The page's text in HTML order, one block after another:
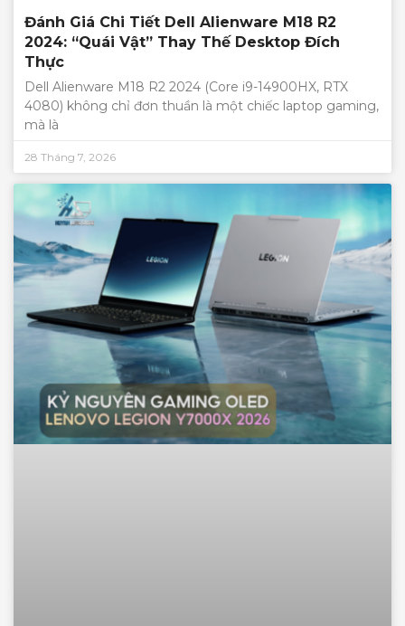
Đánh Giá Chi Tiết Dell Alienware M18 R2
2024: “Quái Vật” Thay Thế Desktop Đích
Thực
Dell Alienware M18 R2 2024 (Core i9-14900HX, RTX
4080) không chỉ đơn thuần là một chiếc laptop gaming,
mà là
28 Tháng 7, 2026